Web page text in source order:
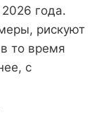
года.
рискуют
в то время
с